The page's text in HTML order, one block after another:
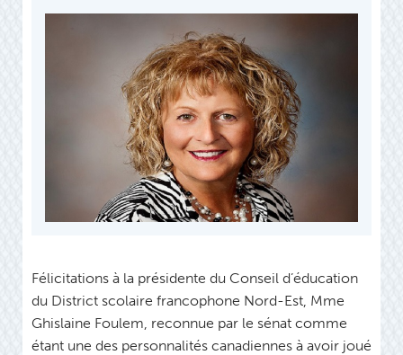
Félicitations à la présidente du Conseil d’éducation
du District scolaire francophone Nord-Est, Mme
Ghislaine Foulem, reconnue par le sénat comme
étant une des personnalités canadiennes à avoir joué